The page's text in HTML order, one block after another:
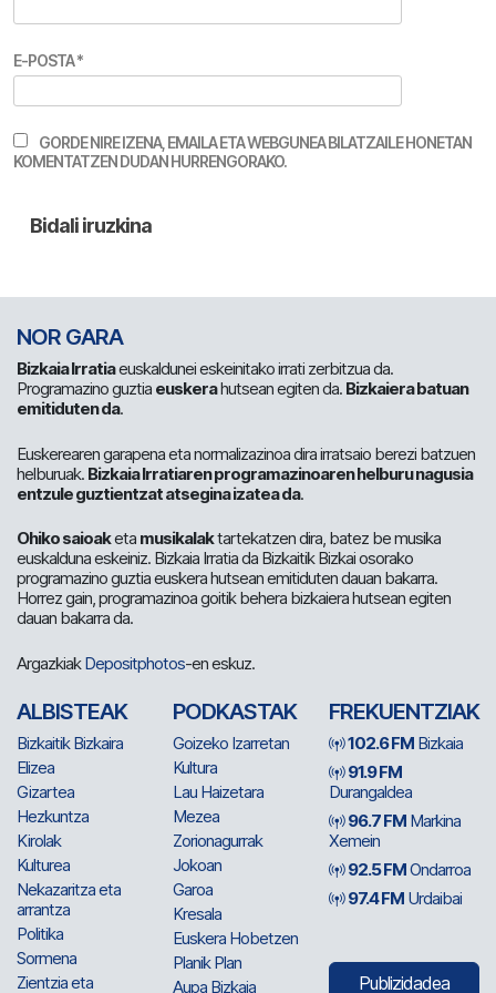
E-POSTA*
GORDE NIRE IZENA, EMAILA ETA WEBGUNEA BILATZAILE HONETAN
KOMENTATZEN DUDAN HURRENGORAKO.
NOR GARA
Bizkaia Irratiaeuskaldunei eskeinitako irrati zerbitzua da.
Programazino guztia euskerahutsean egiten da. Bizkaiera batuan
emitiduten da.
Euskerearen garapena eta normalizazinoa dira irratsaio berezi batzuen
helburuak. Bizkaia Irratiaren programazinoaren helburu nagusia
entzule guztientzat atsegina izatea da.
Ohiko saioaketa musikalaktartekatzen dira, batez be musika
euskalduna eskeiniz. Bizkaia Irratia da Bizkaitik Bizkai osorako
programazino guztia euskera hutsean emitiduten dauan bakarra.
Horrez gain, programazinoa goitik behera bizkaiera hutsean egiten
dauan bakarra da.
ArgazkiakDepositphotos-en eskuz.
ALBISTEAK
Bizkaitik Bizkaira
Elizea
Gizartea
Hezkuntza
Kirolak
Kulturea
Nekazaritza eta
arrantza
Politika
Sormena
Zientzia eta
PODKASTAK
Goizeko Izarretan
Kultura
Lau Haizetara
Mezea
Zorionagurrak
Jokoan
Garoa
Kresala
Euskera Hobetzen
Planik Plan
Aupa Bizkaia
FREKUENTZIAK
102.6 FM Bizkaia
91.9 FM
Durangaldea
96.7 FM Markina
Xemein
92.5 FMOndarroa
97.4 FM Urdaibai
Publizidadea